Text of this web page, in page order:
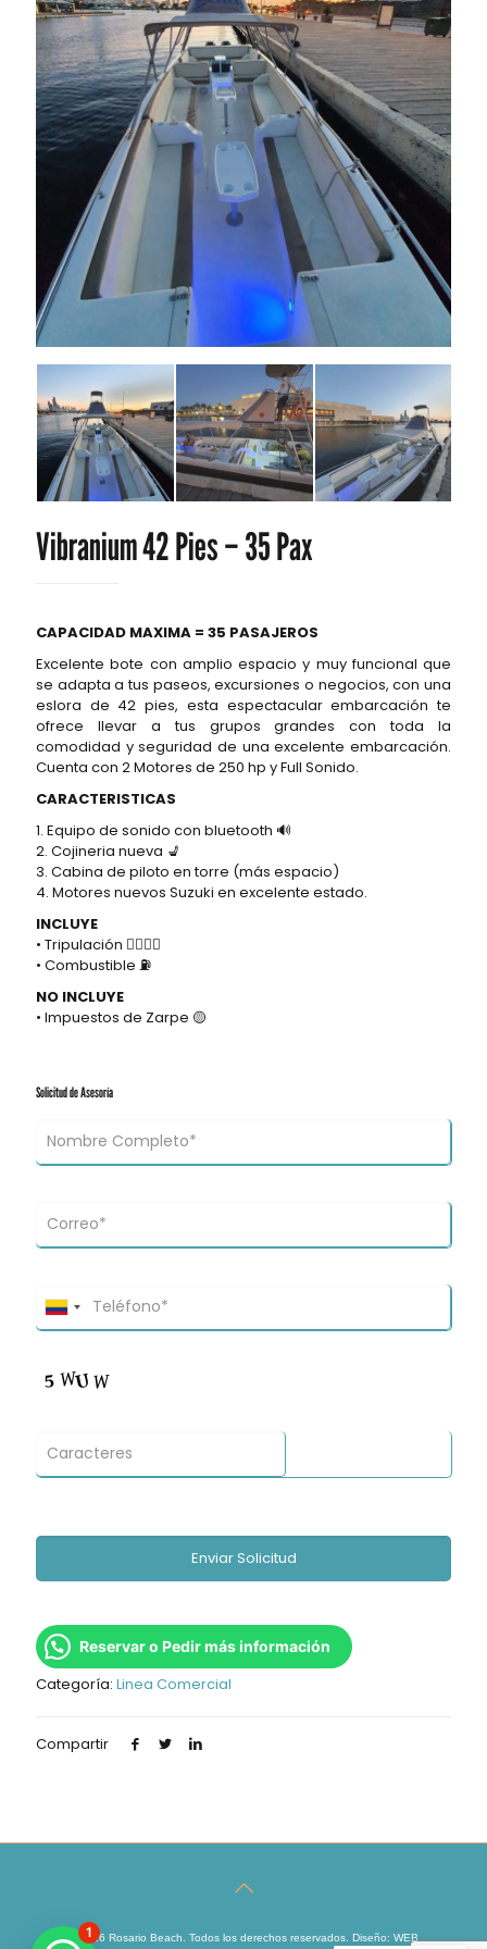
Vibranium 42 Pies – 35 Pax
CAPACIDAD MAXIMA = 35 PASAJEROS
Excelente bote con amplio espacio y muy funcional que
se adapta a tus paseos, excursiones o negocios, con una
eslora de 42 pies, esta espectacular embarcación te
ofrece llevar a tus grupos grandes con toda la
comodidad y seguridad de una excelente embarcación.
Cuenta con 2 Motores de 250 hp y Full Sonido.
CARACTERISTICAS
1. Equipo de sonido con bluetooth 🔊
2. Cojineria nueva 💺
3. Cabina de piloto en torre (más espacio)
4. Motores nuevos Suzuki en excelente estado.
INCLUYE
• Tripulación 👮‍♂️👮‍♂️
• Combustible ⛽
NO INCLUYE
• Impuestos de Zarpe 🟡
Solicitud de Asesoría
Reservar o Pedir más información
Categoría: Linea Comercial
Compartir
© 2026 Rosario Beach. Todos los derechos reservados. Diseño: WEB
1